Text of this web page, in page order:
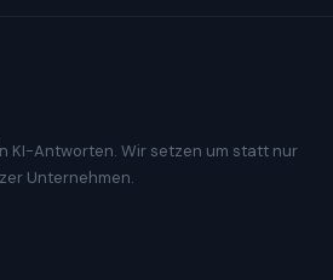
KI-Antworten. Wir setzen um statt nur
Unternehmen.